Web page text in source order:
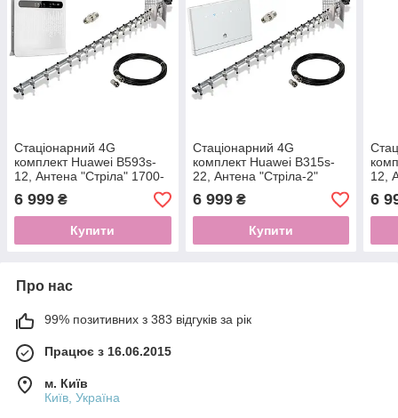
Стаціонарний 4G
комплект Huawei B593s-
12, Антена "Стріла" 1700-
2700 МГц
6 999 ₴
Купити
Стаціонарний 4G
комплект Huawei B315s-
22, Антена "Стріла-2"
1700-2170 МГц 21 dBi
6 999₴
Купити
12,
6
Про нас
99% позитивних з 383 відгуків за рік
Працює з 16.06.2015
м. Київ
Київ, Україна